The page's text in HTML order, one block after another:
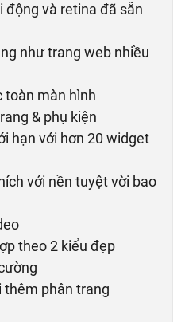
động và retina đã sẵn
như trang web nhiều
toàn màn hình
& phụ kiện
hạn với hơn 20 widget
với nền tuyệt vời bao
theo 2 kiểu đẹp
thêm phân trang